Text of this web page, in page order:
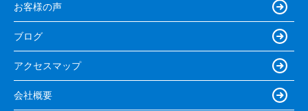
お客様の声
ブログ
アクセスマップ
会社概要